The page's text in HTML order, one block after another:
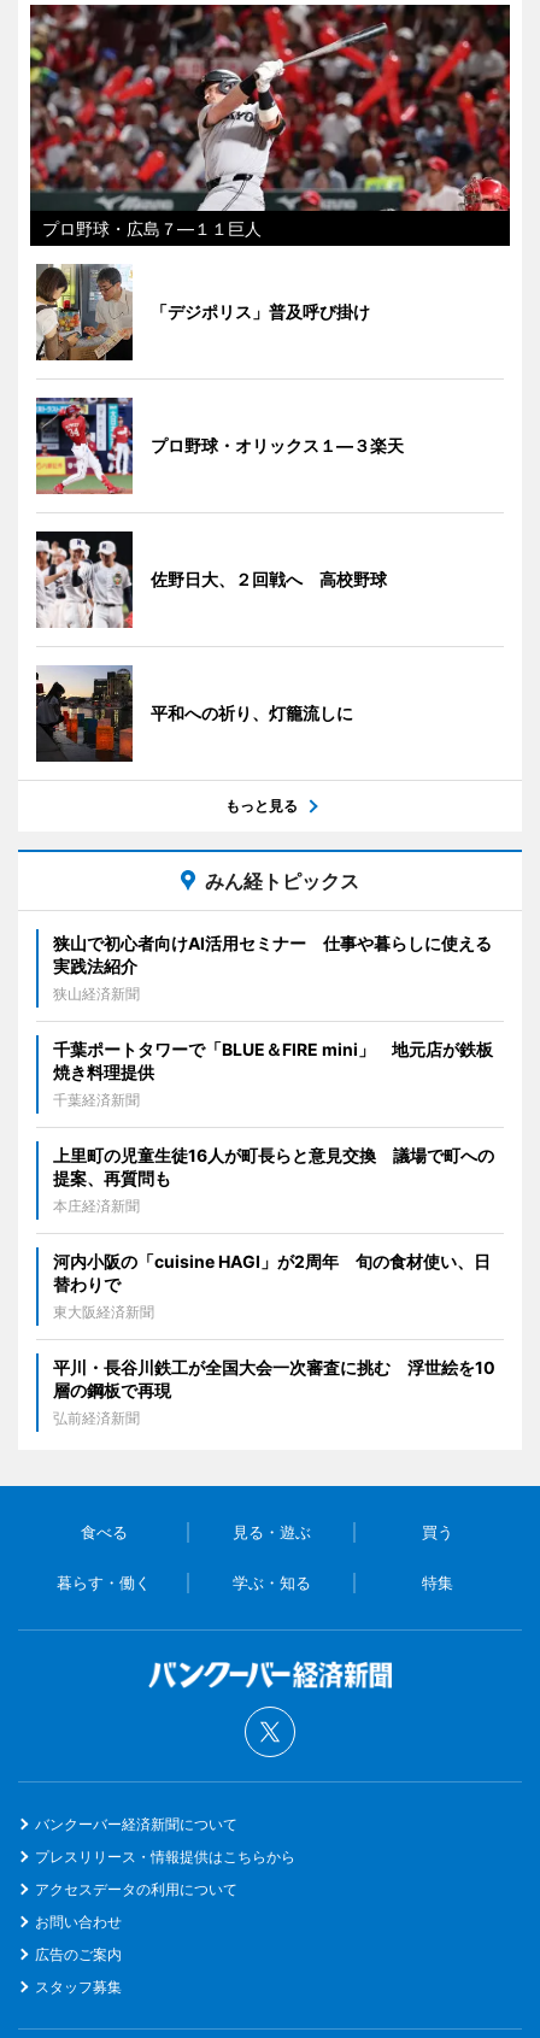
プロ野球・広島７―１１巨人
「デジポリス」普及呼び掛け
プロ野球・オリックス１―３楽天
佐野日大、２回戦へ 高校野球
平和への祈り、灯籠流しに
もっと見る
みん経トピックス
狭山で初心者向けAI活用セミナー 仕事や暮らしに使える
実践法紹介
狭山経済新聞
千葉ポートタワーで「BLUE＆FIRE mini」 地元店が鉄板
焼き料理提供
千葉経済新聞
上里町の児童生徒16人が町長らと意見交換 議場で町への
提案、再質問も
本庄経済新聞
河内小阪の「cuisine HAGI」が2周年 旬の食材使い、日
替わりで
東大阪経済新聞
平川・長谷川鉄工が全国大会一次審査に挑む 浮世絵を10
層の鋼板で再現
弘前経済新聞
食べる 見る・遊ぶ 買う
暮らす・働く 学ぶ・知る 特集
バンクーバー経済新聞について
プレスリリース・情報提供はこちらから
アクセスデータの利用について
お問い合わせ
広告のご案内
スタッフ募集